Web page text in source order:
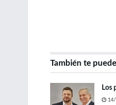
También te
Los
14/